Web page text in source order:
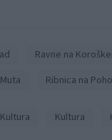
Ravne na
Muta Ribnica na
Kultura Kultura